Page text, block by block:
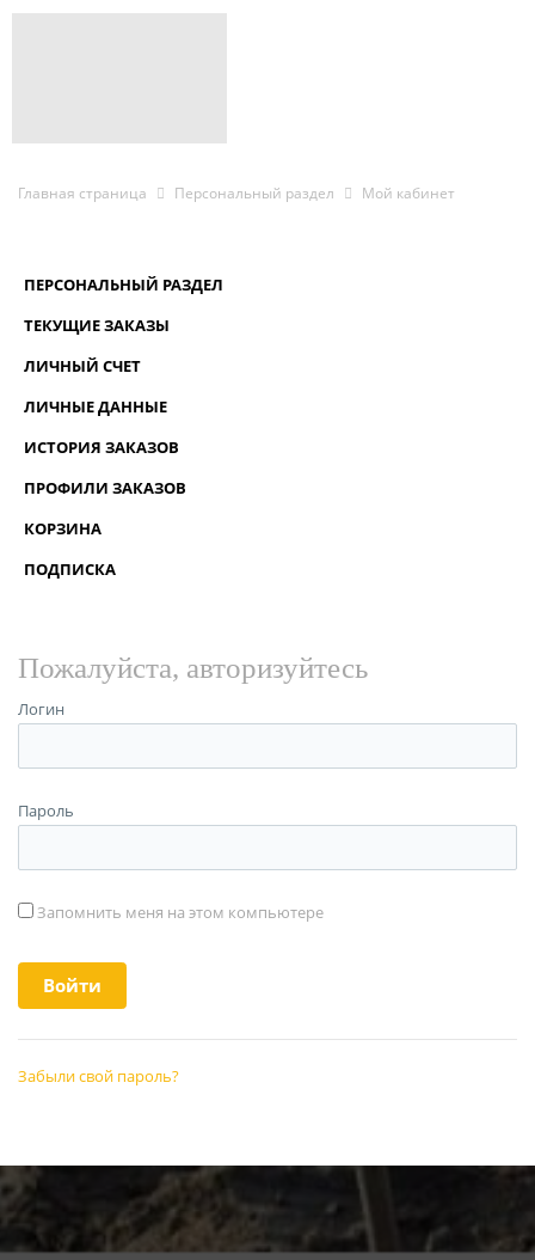
Главная страница Персональный раздел Мой кабинет
ПЕРСОНАЛЬНЫЙ РАЗДЕЛ
ТЕКУЩИЕ ЗАКАЗЫ
ЛИЧНЫЙ СЧЕТ
ЛИЧНЫЕ ДАННЫЕ
ИСТОРИЯ ЗАКАЗОВ
ПРОФИЛИ ЗАКАЗОВ
КОРЗИНА
ПОДПИСКА
Пожалуйста, авторизуйтесь
Логин
Пароль
Запомнить меня на этом компьютере
Забыли свой пароль?